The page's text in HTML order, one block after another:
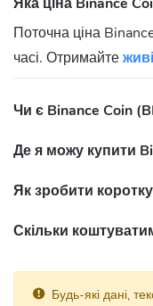
Які ризики
Як і будь-яка інша
Як купити
Для покупки BNB вам
Binance Smart Chain
Які
Поточна ціна
часі. Отримайте
Чи є Binance Coin
Де я можу купити
Як зробити
Скільки
Будь-які дані,